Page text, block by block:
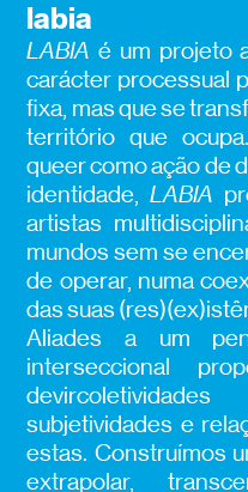
labia
LABIAé um projeto
carácter processual
fixa, mas que se
território que
queercomo ação de
identidade,LABIA
artistas
mundos sem se
de operar, numa
das suas
Aliades a um
interseccional
subjetividades e
estas. Construímos
extrapolar,